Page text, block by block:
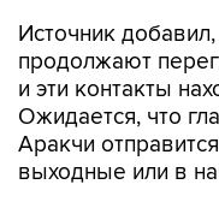
Источник
продолжают
и эти контакты
Ожидается, что
Аракчи
выходные или в